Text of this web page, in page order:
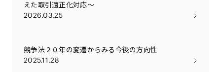
えた取引適正化対応～
2026.03.25
競争法２０年の変遷からみる今後の方向性
2025.11.28